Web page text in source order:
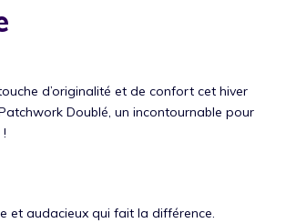
d’originalité et de confort cet hiver
Doublé, un incontournable pour
et audacieux qui fait la différence.